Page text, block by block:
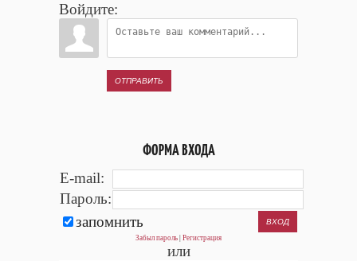
Войдите:
ОТПРАВИТЬ
ФОРМА ВХОДА
E-mail:
Пароль:
запомнить
Забыл пароль Регистрация
или